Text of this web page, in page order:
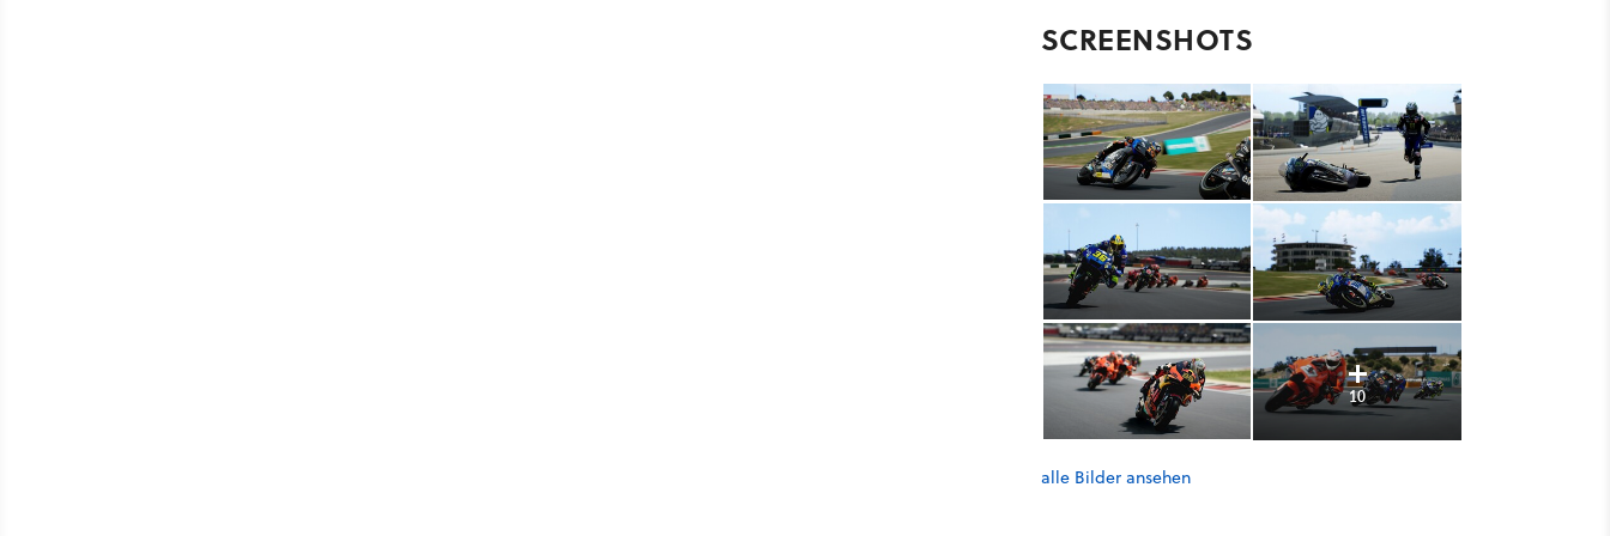
SCREENSHOTS
10
alle Bilder ansehen